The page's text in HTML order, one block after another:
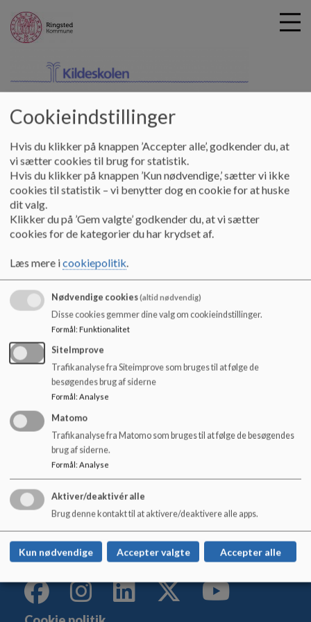
kilde-skolen
Arrangementer
SFO har ud over de daglige aktiviteter og de fælles temauger og
arrangementer med skolen selv forskellige arrangementer. Bl.a.
kagekonkurrence og et (u)hyggeligt løb for børnene.
Endvidere holder vi julefrokost for alle børnene og har et julekor,
som optræder til vores forældrekaffe en af de sidste dage, inden vi
går på juleferie.
Til Gyrstinge byfest har vi deltaget i Tour de Gyrstinge (sjovt
cykelløb) med et hold af børn fra SFO 1 og regner med at gøre det
til en tradition.
Kildeskolen
Gyrstinge Bygade 34, 4100 Ringsted
kildeskolen@ringsted.dk
+45 57 62 72 60
EAN NR. 5798007642808
Sitemap
Cookieindstillinger
Hvis du klikker på knappen ’Accepter alle’, godkender du, at
vi sætter cookies til brug for statistik.
Hvis du klikker på knappen ’Kun nødvendige,’ sætter vi ikke
cookies til statistik – vi benytter dog en cookie for at huske
dit valg.
Klikker du på ’Gem valgte’ godkender du, at vi sætter
cookies for de kategorier du har krydset af.
Læs mere icookiepolitik.
Nødvendige cookies(altid nødvendig)
Disse cookies gemmer dine valg om cookieindstillinger.
Formål: Funktionalitet
SiteImprove
Trafikanalyse fra Siteimprove som bruges til at følge de
besøgendes brug af siderne
Formål : Analyse
Matomo
Trafikanalyse fra Matomo som bruges til at følge de besøgendes
brug af siderne.
Formål: Analyse
Aktiver/deaktivér alle
Brug denne kontakt til at aktivere/deaktivere alle apps.
Kun nødvendige Accepter valgte Accepter alle